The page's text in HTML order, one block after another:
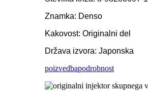
Znamka: Denso
Kakovost: Originalni del
Država izvora: Japonska
poizvedbapodrobnost